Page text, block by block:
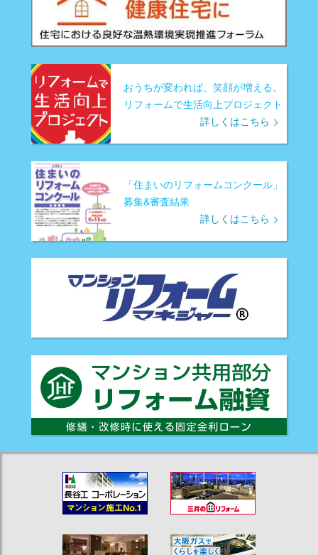
おうちが変われば、笑顔が増える。
リフォームで生活向上プロジェクト
詳しくはこちら
「住まいのリフォームコンクール」
募集&審査結果
詳しくはこちら